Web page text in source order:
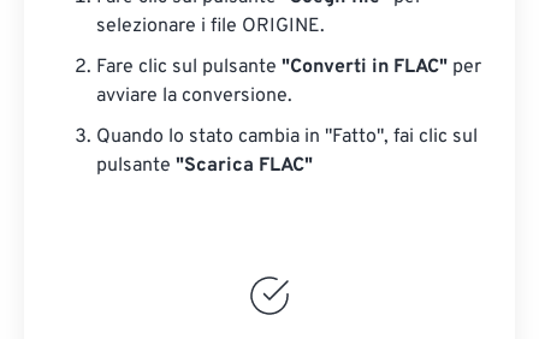
selezionare i file ORIGINE.
Fare clic sul pulsante "Converti in FLAC" per
avviare la conversione.
Quando lo stato cambia in "Fatto", fai clic sul
pulsante "Scarica FLAC"